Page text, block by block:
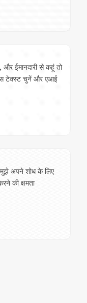
ईमानदारी से कहूं तो
टेक्स्ट चुनें और एआई
अपने शोध के लिए
की क्षमता